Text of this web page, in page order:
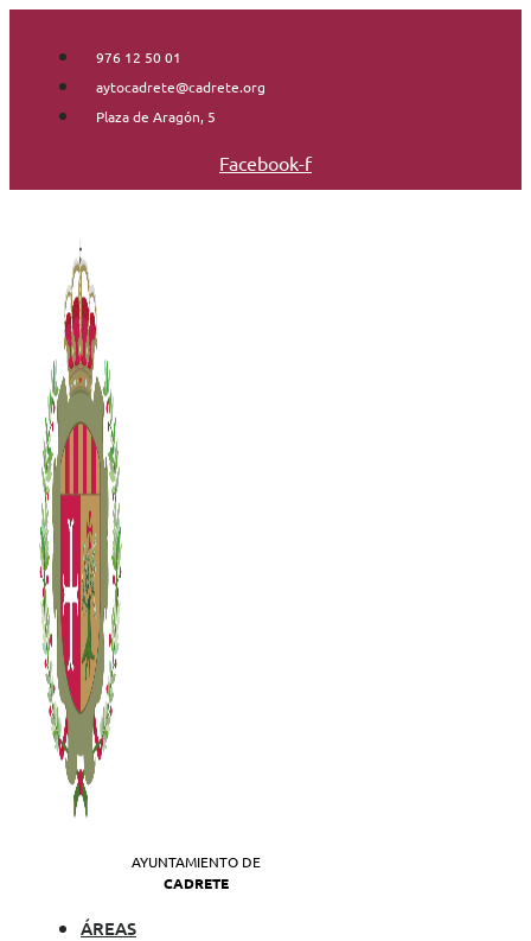
contenido
976 12 50 01
aytocadrete@cadrete.org
Plaza de Aragón, 5
Facebook-f
AYUNTAMIENTO DE
CADRETE
ÁREAS